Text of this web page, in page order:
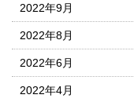
2022年9月
2022年8月
2022年6月
2022年4月